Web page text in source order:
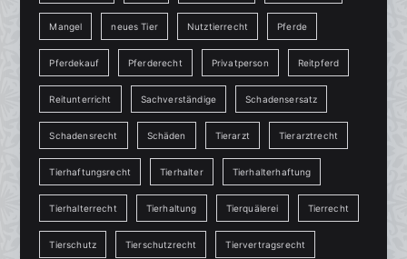
Mangel neues Tier Nutztierrecht Pferde
Pferdekauf Pferderecht Privatperson Reitpferd
Reitunterricht Sachverständige Schadensersatz
Schadensrecht Schäden Tierarzt Tierarztrecht
Tierhaftungsrecht Tierhalter Tierhalterhaftung
Tierhalterrecht Tierhaltung Tierquälerei Tierrecht
Tierschutz Tierschutzrecht Tiervertragsrecht